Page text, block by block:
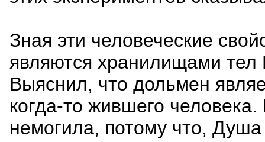
Зная эти человеческие
являются хранилищами
Выяснил, что дольмен
когда-то жившего
немогила, потому что,